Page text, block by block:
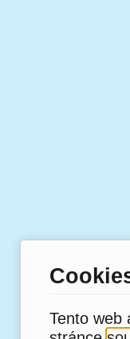
Tento web